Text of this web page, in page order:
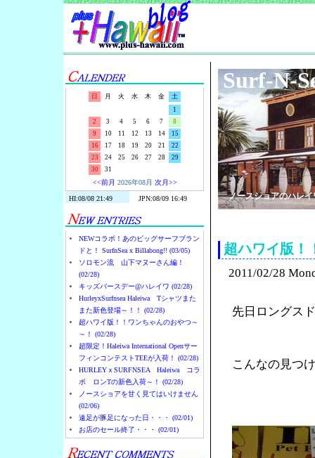
日 月 火 水 木 金
土
1
2
3 4 5 6 7
8
9
10 11 12 13 14
15
16
17 18 19 20 21
22
23
24 25 26 27 28
29
30
31
<<前月 2026年08月 次月>>
NEWコラボ！あのビッグサーフブラン
ドと！ SurfnSea x Billabong!! (03/05)
ソロモン流 山下マヌーさん編！
(02/28)
キッズバースデー@ハレイワ (02/28)
HurleyxSurfnsea Haleiwa Tシャツまた
また新色登場～！！ (02/28)
超ハワイ版！！ワンちゃんのおやつ～
～！ (02/28)
超限定！Haleiwa International Openサー
フィンコンテストTEEが入荷！ (02/28)
HURLEYｘSURFNSEA Haleiwa コラ
ボ ロンTの新色入荷～！ (02/28)
ノースショアを甘く見てはいけません
(02/06)
遠足が豚足になった日・・・ (02/01)
お店のセール終了・・・ (02/01)
Surf-N-
ノースショアのハレ
超ハワイ版！
2011/02/28
先日ロングス
こんなの見つ